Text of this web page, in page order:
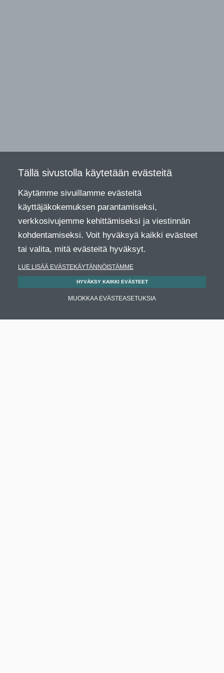
Tällä sivustolla käytetään evästeitä
Käytämme sivuillamme evästeitä
käyttäjäkokemuksen parantamiseksi,
verkkosivujemme kehittämiseksi ja viestinnän
kohdentamiseksi. Voit hyväksyä kaikki evästeet
tai valita, mitä evästeitä hyväksyt.
LUE LISÄÄ EVÄSTEKÄYTÄNNÖISTÄMME
HYVÄKSY KAIKKI EVÄSTEET
MUOKKAA EVÄSTEASETUKSIA